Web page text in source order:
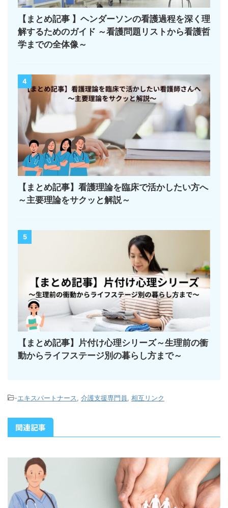
【まとめ記事 】ヘンダーソンの看護過程を深く理
解するためのガイド ～看護問題リストから看護哲
学までの全体像～
4
【まとめ記事】看護理論を臨床で活かしたい方へ
～主要理論をサクッと解説～
5
【まとめ記事】片付け心理シリーズ～生理前の衝
動からライフステージ別の暮らし方まで～
-エキスパートナース 介護支援専門員 相互リンク
関連記事